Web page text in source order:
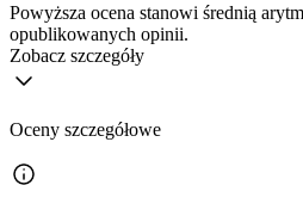
Powyższa ocena stanowi średnią
opublikowanych opinii.
Zobacz szczegóły
Oceny szczegółowe